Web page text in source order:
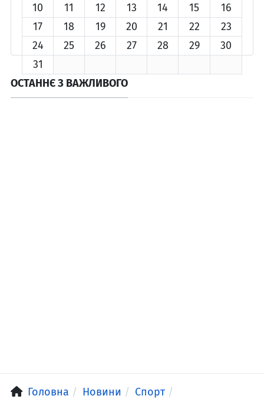
10
11 12 13 14 15
16
17
18 19 20 21 22
23
24
25 26 27 28 29
30
31
ОСТАННЄ З ВАЖЛИВОГО
Головна Новини Спорт